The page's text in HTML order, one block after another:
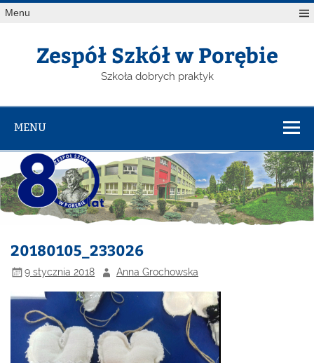
Menu
Zespół Szkół w Porębie
Szkoła dobrych praktyk
MENU
20180105_233026
9 stycznia 2018 Anna Grochowska